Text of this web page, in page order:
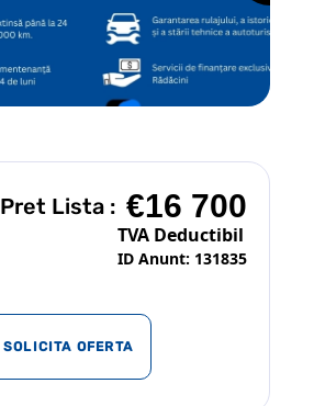
Pret Lista : €16 700
TVA Deductibil
ID Anunt: 131835
SOLICITA OFERTA